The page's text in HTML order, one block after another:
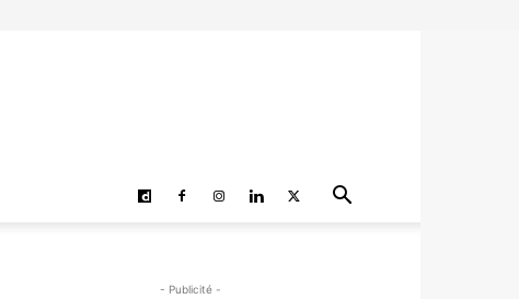
- Publicité -